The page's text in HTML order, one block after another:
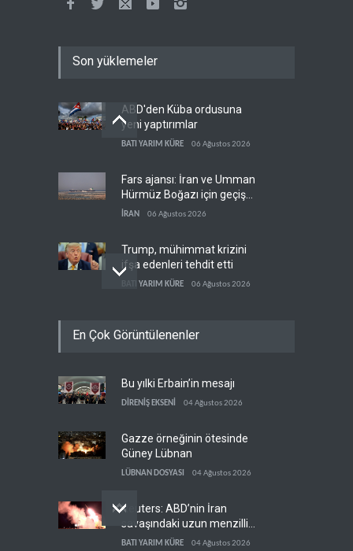
Son yüklemeler
ABD'den Küba ordusuna
yeni yaptırımlar
BATI YARIM KÜRE 06 Ağustos 2026
Fars ajansı: İran ve Umman
Hürmüz Boğazı için geçiş
koridorlarında anlaştı
İRAN 06 Ağustos 2026
Trump, mühimmat krizini
ifşa edenleri tehdit etti
BATI YARIM KÜRE 06 Ağustos 2026
Şeria'da işgalci
İsrail, beyin göçünde rekora
koşuyor
En Çok Görüntülenenler
Bu yılki Erbain’in mesajı
DİRENİŞ EKSENİ 04 Ağustos 2026
Gazze örneğinin ötesinde
Güney Lübnan
LÜBNAN DOSYASI 04 Ağustos 2026
Reuters: ABD’nin İran
savaşındaki uzun menzilli
füze stokları tükenme
BATI YARIM KÜRE 04 Ağustos 2026